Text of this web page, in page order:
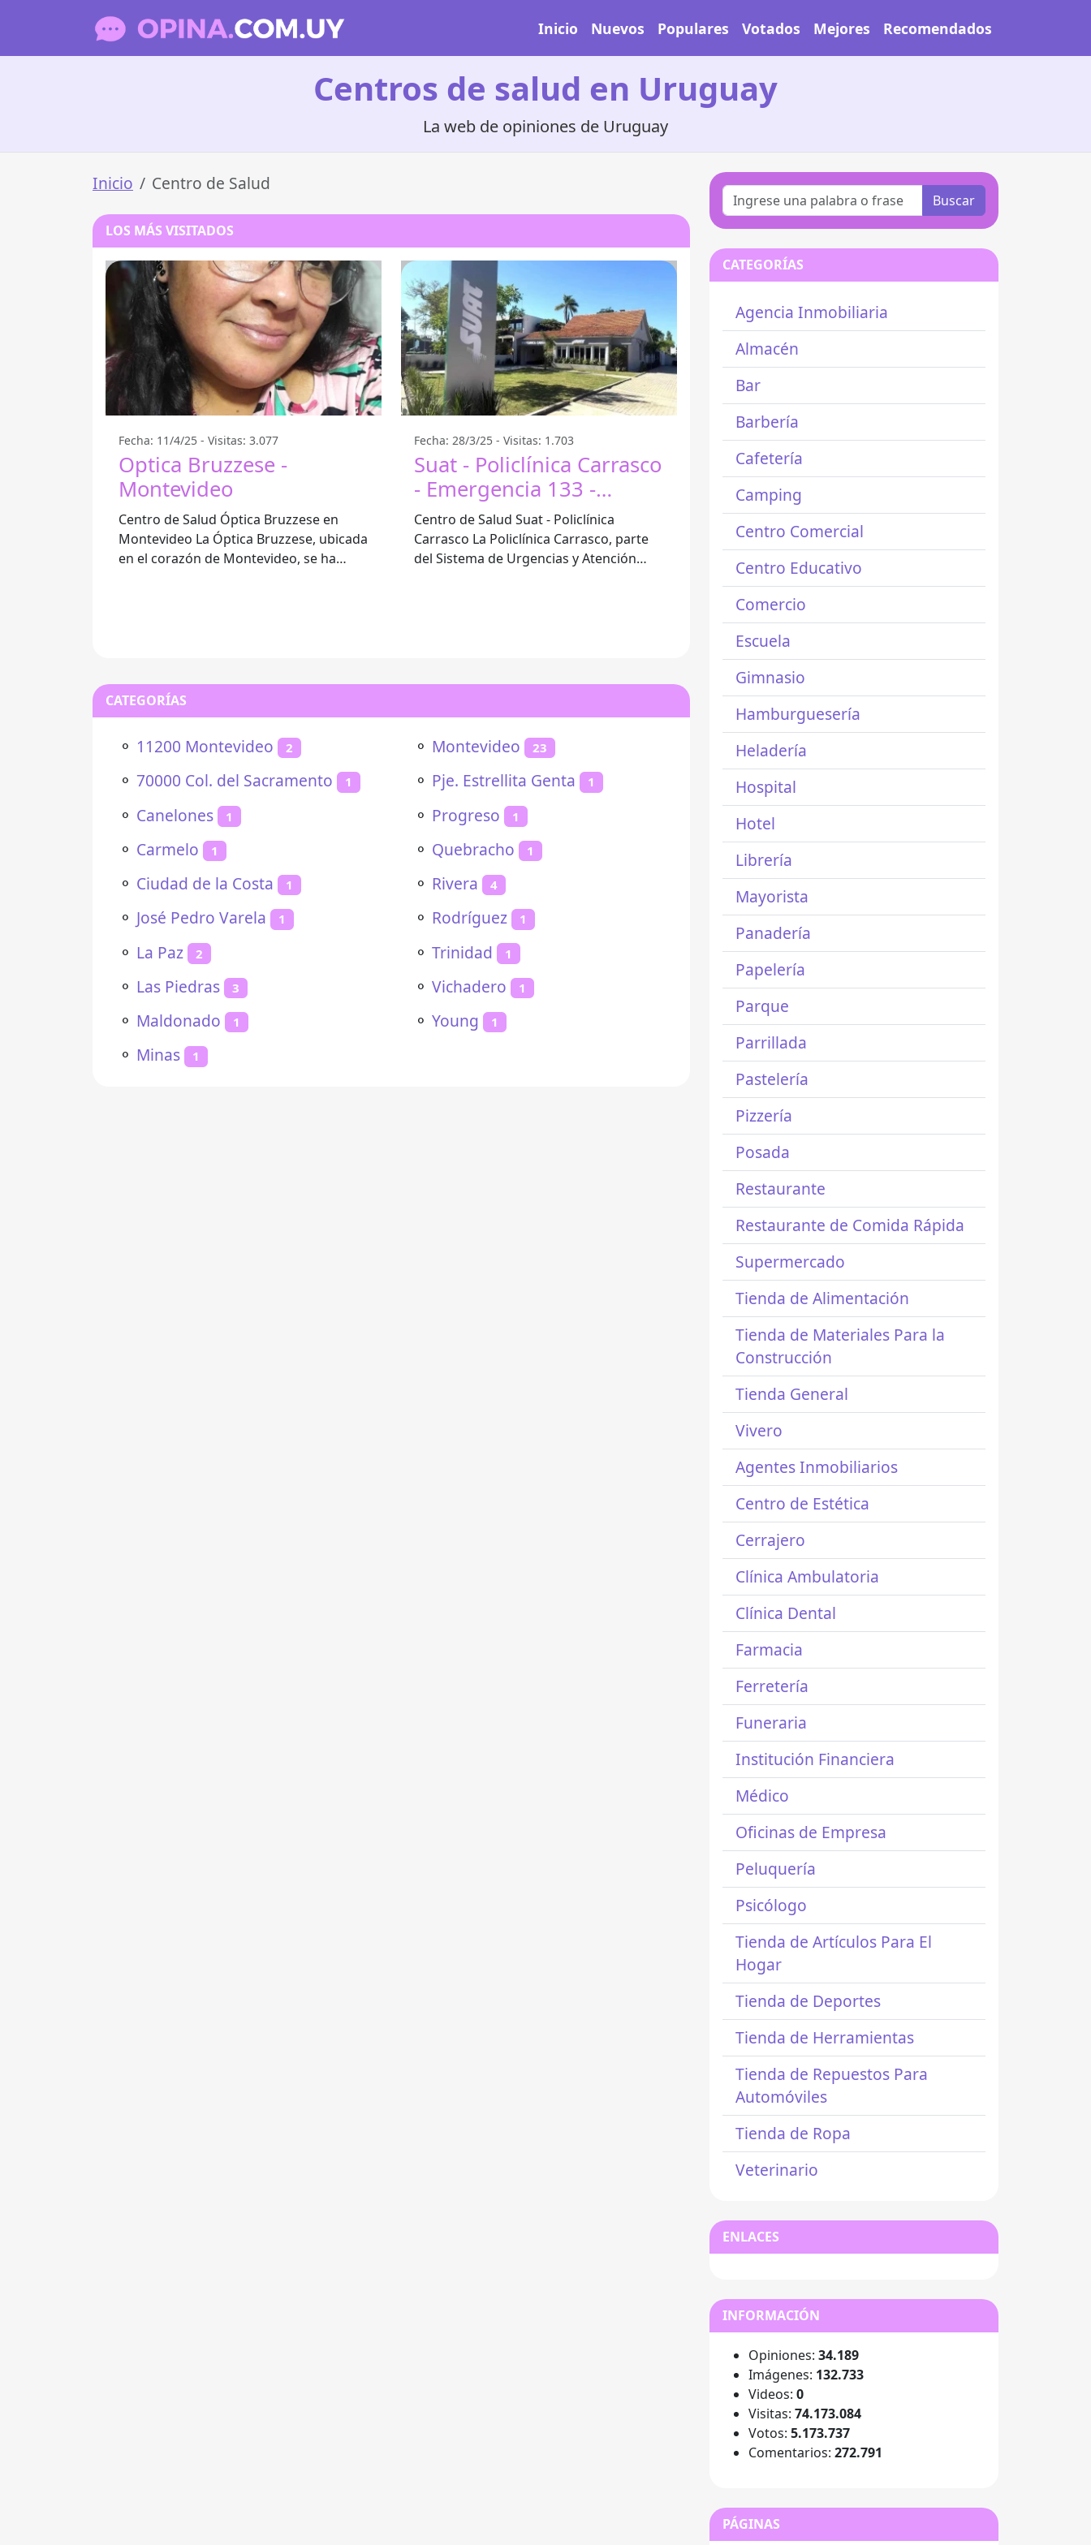
Inicio Nuevos Populares Votados Mejores Recomendados
Centros de salud en Uruguay
La web de opiniones de Uruguay
Inicio Centro de Salud
LOS MÁS VISITADOS
Fecha: 11/4/25 - Visitas: 3.077
Optica Bruzzese -
Montevideo
Centro de Salud Óptica Bruzzese en
Montevideo La Óptica Bruzzese, ubicada
en el corazón de Montevideo, se ha
Fecha: 28/3/25 - Visitas: 1.703
Suat - Policlínica Carrasco
- Emergencia 133 -
Montevideo
Centro de Salud Suat - Policlínica
Carrasco La Policlínica Carrasco, parte
del Sistema de Urgencias y Atención
CATEGORÍAS
⚬ 11200 Montevideo 2
⚬ 70000 Col. del Sacramento 1
⚬ Canelones 1
⚬ Carmelo 1
⚬ Ciudad de la Costa 1
⚬ José Pedro Varela 1
⚬ La Paz 2
⚬ Las Piedras 3
⚬ Maldonado 1
⚬ Minas 1
⚬ Montevideo 23
⚬ Pje. Estrellita Genta 1
⚬ Progreso 1
⚬ Quebracho 1
⚬ Rivera 4
⚬ Rodríguez 1
⚬ Trinidad 1
⚬ Vichadero 1
⚬ Young 1
Buscar
CATEGORÍAS
Agencia Inmobiliaria
Almacén
Bar
Barbería
Cafetería
Camping
Centro Comercial
Centro Educativo
Comercio
Escuela
Gimnasio
Hamburguesería
Heladería
Hospital
Hotel
Librería
Mayorista
Panadería
Papelería
Parque
Parrillada
Pastelería
Pizzería
Posada
Restaurante
Restaurante de Comida Rápida
Supermercado
Tienda de Alimentación
Tienda de Materiales Para la
Construcción
Tienda General
Vivero
Agentes Inmobiliarios
Centro de Estética
Cerrajero
Clínica Ambulatoria
Clínica Dental
Farmacia
Ferretería
Funeraria
Institución Financiera
Médico
Oficinas de Empresa
Peluquería
Psicólogo
Tienda de Artículos Para El
Hogar
Tienda de Deportes
Tienda de Herramientas
Tienda de Repuestos Para
Automóviles
Tienda de Ropa
Veterinario
ENLACES
INFORMACIÓN
Opiniones: 34.189
Imágenes: 132.733
Videos: 0
Visitas: 74.173.084
Votos: 5.173.737
Comentarios: 272.791
PÁGINAS